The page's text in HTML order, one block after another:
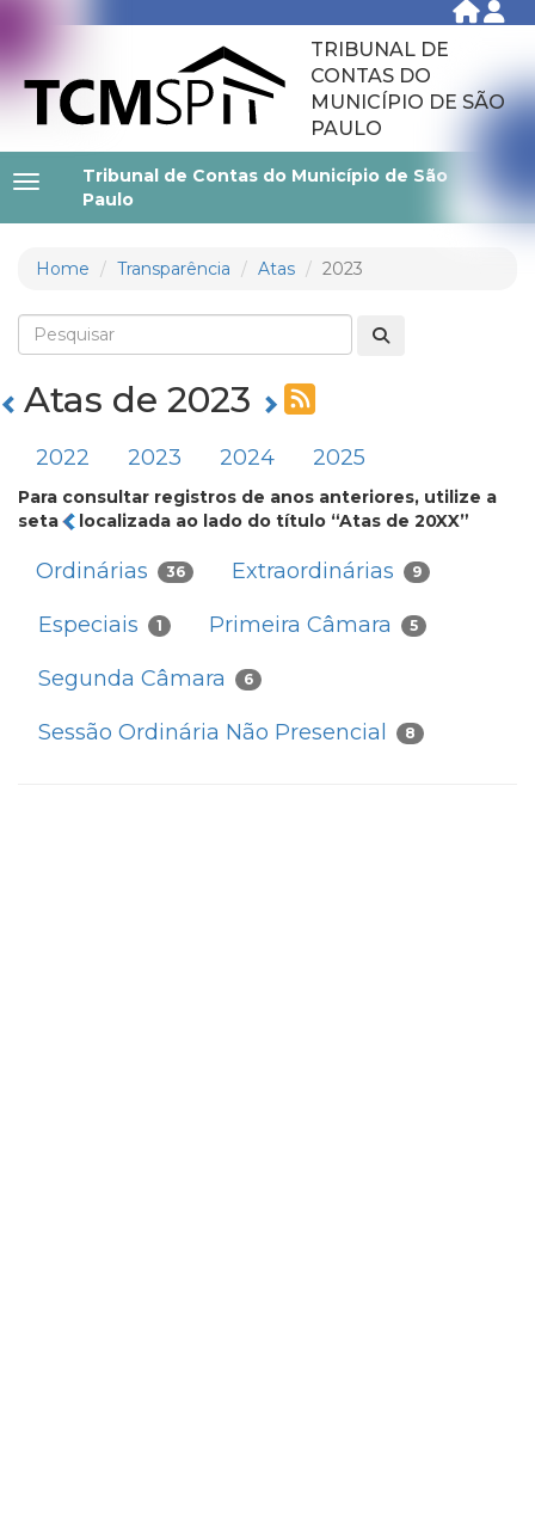
TRIBUNAL DE
CONTAS DO
MUNICÍPIO DE SÃO
PAULO
Tribunal de Contas do Município de São
Paulo
Home Transparência Atas 2023
Atas de 2023
2022 2023 2024 2025
Para consultar registros de anos anteriores, utilize a
seta
localizada ao lado do título “Atas de 20XX”
Ordinárias 36 Extraordinárias 9
Especiais 1 Primeira Câmara 5
Segunda Câmara 6
Sessão Ordinária Não Presencial 8